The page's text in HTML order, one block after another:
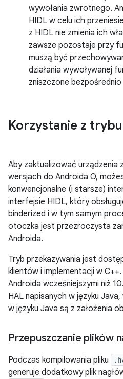
wywołania zwrotnego.
HIDL w celu ich
z HIDL nie zmienia ich
zawsze pozostaje przy
muszą być
działania wywoływanej
zniszczone
Korzystanie z
Aby zaktualizować urządzenia
wersjach do Androida O,
konwencjonalne (i starsze)
interfejsie HIDL, który
binderized i w tym samym
otoczka jest przezroczysta
Androida.
Tryb przekazywania jest
klientów i implementacji w
Androida wcześniejszymi niż
HAL napisanych w języku
w języku Java są z założenia
Przepuszczanie plików
Podczas kompilowania pliku
generuje dodatkowy plik